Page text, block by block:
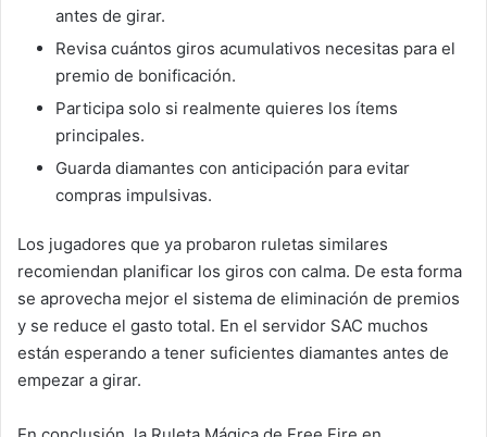
antes de girar.
Revisa cuántos giros acumulativos necesitas para el
premio de bonificación.
Participa solo si realmente quieres los ítems
principales.
Guarda diamantes con anticipación para evitar
compras impulsivas.
Los jugadores que ya probaron ruletas similares
recomiendan planificar los giros con calma. De esta forma
se aprovecha mejor el sistema de eliminación de premios
y se reduce el gasto total. En el servidor SAC muchos
están esperando a tener suficientes diamantes antes de
empezar a girar.